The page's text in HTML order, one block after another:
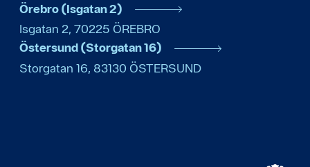
Örebro (Isgatan 2)
Isgatan 2, 70225 ÖREBRO
Östersund (Storgatan 16)
Storgatan 16, 83130 ÖSTERSUND